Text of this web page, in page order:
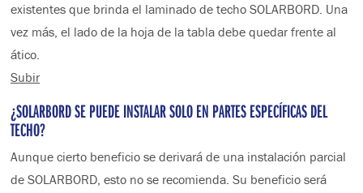
existentes que brinda el laminado de techo SOLARBORD. Una
vez más, el lado de la hoja de la tabla debe quedar frente al
ático.
Subir
¿SOLARBORD SE PUEDE INSTALAR SOLO EN PARTES ESPECÍFICAS DEL
TECHO?
Aunque cierto beneficio se derivará de una instalación parcial
de SOLARBORD, esto no se recomienda. Su beneficio será